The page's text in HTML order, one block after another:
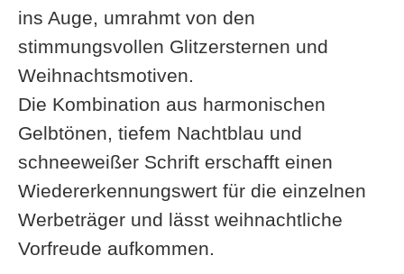
ins Auge, umrahmt von den
stimmungsvollen Glitzersternen und
Weihnachtsmotiven.
Die Kombination aus harmonischen
Gelbtönen, tiefem Nachtblau und
schneeweißer Schrift erschafft einen
Wiedererkennungswert für die einzelnen
Werbeträger und lässt weihnachtliche
Vorfreude aufkommen.